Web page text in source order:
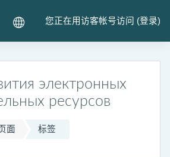
您正在用访客帐号访问 (登录)
электронных
ресурсов
面 标签